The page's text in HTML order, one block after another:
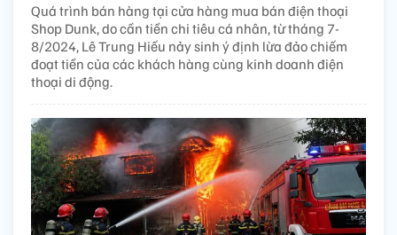
Quá trình bán hàng tại cửa hàng mua bán điện thoại
Shop Dunk, do cần tiền chi tiêu cá nhân, từ tháng 7-
8/2024, Lê Trung Hiếu nảy sinh ý định lừa đảo chiếm
đoạt tiền của các khách hàng cùng kinh doanh điện
thoại di động.